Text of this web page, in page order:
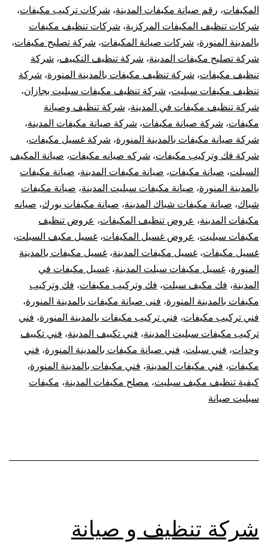
المكيفات، رقم صيانة مكيفات المدينة، شركات تركيب مكيفات،
شركات تنظيف المكيفات المركزية، شركات تنظيف مكيفات
بالمدينة المنورة، شركات صيانة المكيفات، شركة تصليح مكيفات،
شركة تصليح مكيفات المدينة، شركة تنظيف التكييف، شركة
تنظيف مكيفات، شركة تنظيف مكيفات بالمدينة المنورة، شركة
تنظيف مكيفات سبليت، شركة تنظيف مكيفات سبليت بجازان،
شركة تنظيف مكيفات في المدينة، شركة تنظيف وصيانة
مكيفات، شركة صيانة مكيفات، شركة صيانة مكيفات المدينة،
شركة صيانة مكيفات بالمدينة المنورة، شركة غسيل مكيفات،
شركة فك وتركيب مكيفات، شركه صيانه مكيفات، صيانة المكيف
السبلت، صيانة مكيفات، صيانة مكيفات المدينة، صيانة مكيفات
بالمدينة المنورة، صيانة مكيفات سبليت المدينة، صيانة مكيفات
شباك، صيانة مكيفات شباك المدينة، صيانة مكيفات يورك، صيانه
مكيفات المدينة، عروض تنظيف المكيفات، عروض تنظيف
مكيفات سبليت، عروض غسيل المكيفات، غسيل مكيف السبلت،
غسيل مكيفات، غسيل مكيفات المدينة، غسيل مكيفات بالمدينة
المنورة، غسيل مكيفات سبلت المدينة، غسيل مكيفات في
المدينة، فك مكيف سبلت، فك وتركيب مكيفات، فك وتركيب
مكيفات بالمدينة المنورة، فنى صيانة مكيفات بالمدينة المنورة،
فني تركيب مكيفات، فني تركيب مكيفات بالمدينة المنورة، فني
تركيب مكيفات سبليت المدينة، فني تكييف المدينة، فني تكييف
وحدات، فني سبلت، فني صيانة مكيفات بالمدينة المنورة، فني
مكيفات، فني مكيفات المدينة، فني مكيفات بالمدينة المنورة،
كيفية تنظيف مكيف سبليت، مصلح مكيفات المدينة، مكيفات
سبليت صيانة
شركة تنظيف و صيانة